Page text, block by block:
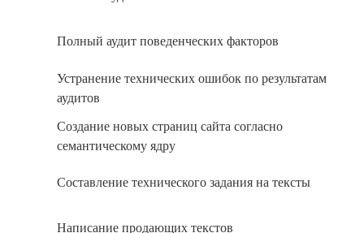
Полный аудит поведенческих факторов
Устранение технических ошибок по результатам
аудитов
Создание новых страниц сайта согласно
семантическому ядру
Составление технического задания на тексты
Написание продающих текстов